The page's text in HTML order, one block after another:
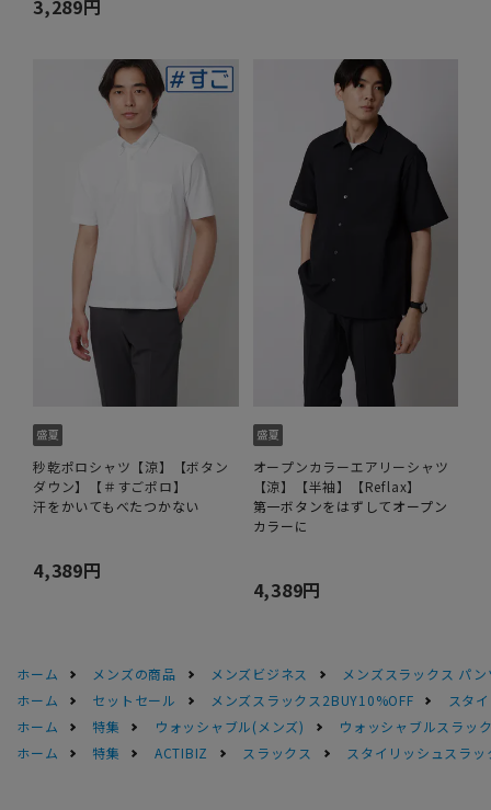
3,289円
秒乾ポロシャツ【涼】【ボタン
ダウン】【＃すごポロ】
汗をかいてもべたつかない
4,389円
オープンカラーエアリーシャツ
【涼】【半袖】【Reflax】
第一ボタンをはずしてオープン
カラーに
4,389円
ホーム メンズの商品 メンズビジネス
メンズスラックス パン
ホーム
セットセール メンズスラックス2BUY10%OFF
スタ
ホーム
特集 ウォッシャブル(メンズ)
ウォッシャブルスラッ
ホーム
特集 ACTIBIZ スラックス スタイリッシュスラ